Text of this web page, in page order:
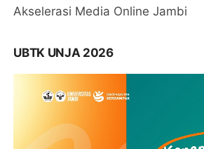
Akselerasi Media Online Jambi
UBTK UNJA 2026